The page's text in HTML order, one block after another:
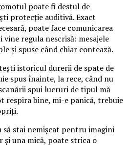
poate fi destul de
protecție auditivă. Exact
poate face comunicarea
vine regula nescrisă: mesajele
și spuse când chiar contează.
istoricul durerii de spate de
spus înainte, la rece, când nu
spui lucruri de tipul mă
respira bine, mi-e panică, trebuie
stai nemișcat pentru imagini
și una mică, poate strica o